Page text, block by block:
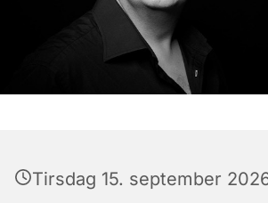
Tirsdag 15. september